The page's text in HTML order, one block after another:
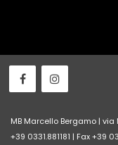
MB Marcello Bergamo |
+39 0331.881181 | Fax +39